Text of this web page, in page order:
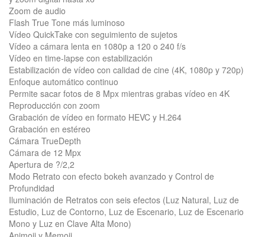
Zoom de audio
Flash True Tone más luminoso
Vídeo QuickTake con seguimiento de sujetos
Vídeo a cámara lenta en 1080p a 120 o 240 f/s
Vídeo en time-lapse con estabili­zación
Estabilización de vídeo con calidad de cine (4K, 1080p y 720p)
Enfoque automático continuo
Permite sacar fotos de 8 Mpx mientras grabas vídeo en 4K
Reproducción con zoom
Grabación de vídeo en formato HEVC y H.264
Grabación en estéreo
Cámara TrueDepth
Cámara de 12 Mpx
Apertura de ?/2,2
Modo Retrato con efecto bokeh avanzado y Control de
Profundidad
Iluminación de Retratos con seis efectos (Luz Natural, Luz de
Estudio, Luz de Contorno, Luz de Escenario, Luz de Escenario
Mono y Luz en Clave Alta Mono)